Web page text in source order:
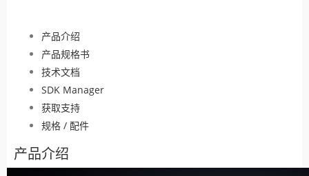
产品介绍
产品规格书
技术文档
SDK Manager
获取支持
规格 / 配件
产品介绍